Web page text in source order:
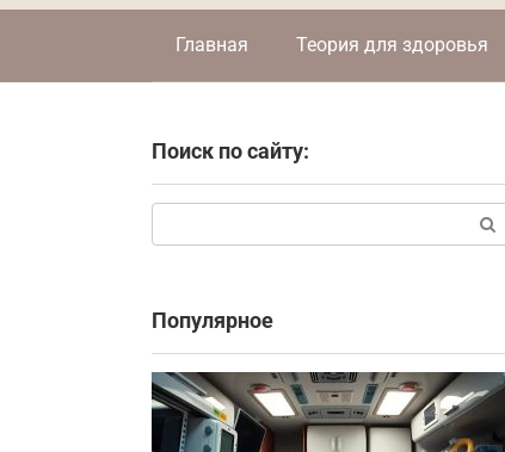
Главная Теория для здоровья
Поиск по сайту:
Популярное